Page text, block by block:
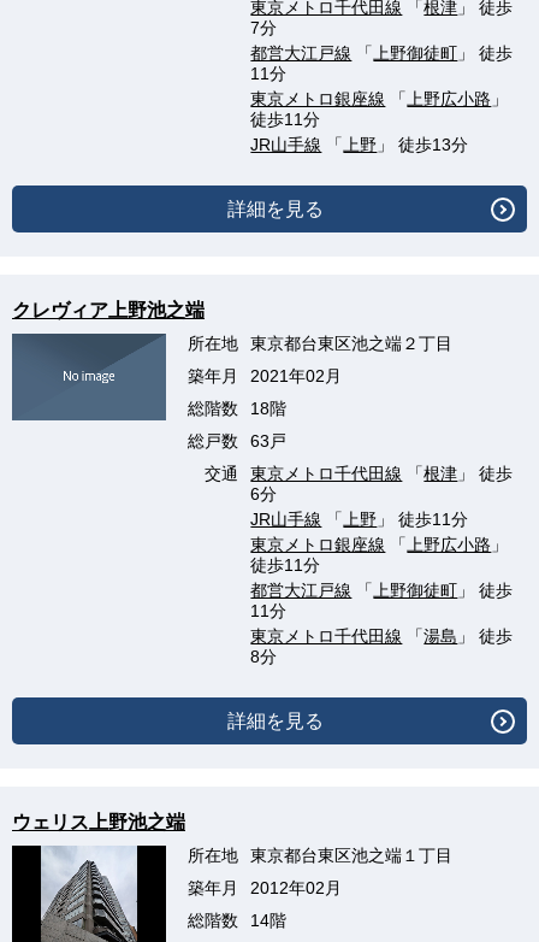
東京メトロ千代田線 「根津 」 徒歩
7分
都営大江戸線 「 上野御徒町 」 徒歩
11分
東京メトロ銀座線 「 上野広小路 」
徒歩11分
JR山手線 「 上野 」 徒歩13分
詳細を見る
クレヴィア上野池之端
所在地
東京都台東区池之端２丁目
築年月
2021年02月
総階数
18階
総戸数
63戸
交通
東京メトロ千代田線 「根津 」 徒歩
6分
JR山手線 「 上野 」 徒歩11分
東京メトロ銀座線 「 上野広小路 」
徒歩11分
都営大江戸線 「 上野御徒町 」 徒歩
11分
東京メトロ千代田線 「湯島 」 徒歩
8分
詳細を見る
ウェリス上野池之端
所在地
東京都台東区池之端１丁目
築年月
2012年02月
総階数
14階